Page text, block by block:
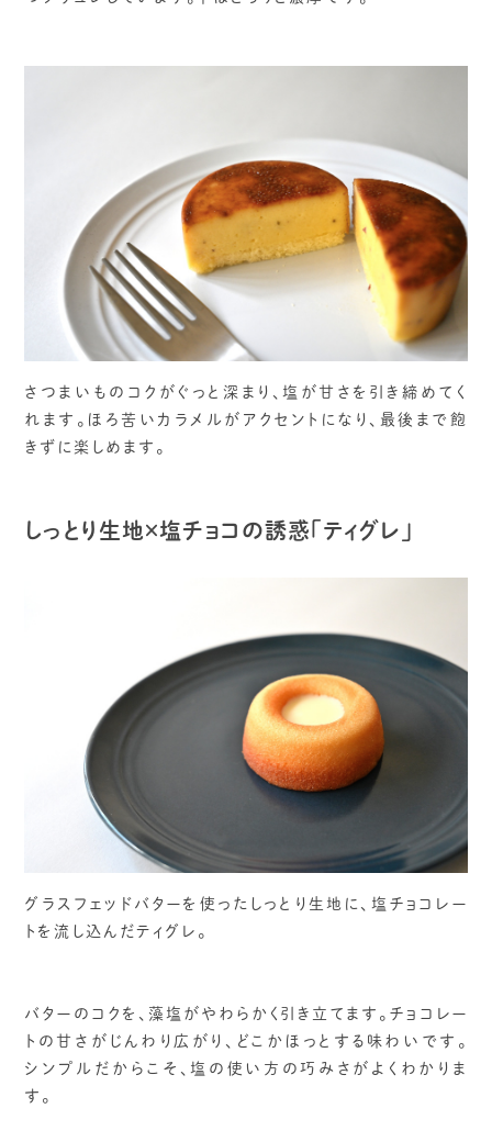
さつまいものコクがぐっと深まり、塩が甘さを引き締めてく
れます。ほろ苦いカラメルがアクセントになり、最後まで飽
きずに楽しめます。
しっとり生地×塩チョコの誘惑「ティグレ」
グラスフェッドバターを使ったしっとり生地に、塩チョコレー
トを流し込んだティグレ。
バターのコクを、藻塩がやわらかく引き立てます。チョコレー
トの甘さがじんわり広がり、どこかほっとする味わいです。
シンプルだからこそ、塩の使い方の巧みさがよくわかりま
す。